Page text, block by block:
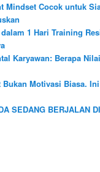
Mindset Cocok untuk
1 Hari Training
Karyawan: Berapa
Bukan Motivasi Biasa.
SEDANG BERJALAN